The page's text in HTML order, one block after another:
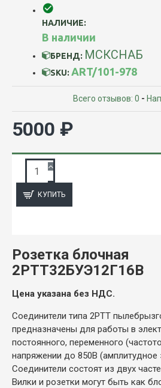
НАЛИЧИЕ:
В наличии
БРЕНД: МСКСНАБ
SKU: ART/101-978
Всего отзывов: 0 -
5000 ₽
КУПИТЬ
Розетка блочная
2РТТ32БУЭ12Г16В
Цена указана без НДС.
Соединители типа 2РТТ
предназначены для работы в
постоянного, переменного
напряжении до 850В (амплитудное
Соединители состоят из двух
Вилки и розетки могут быть как